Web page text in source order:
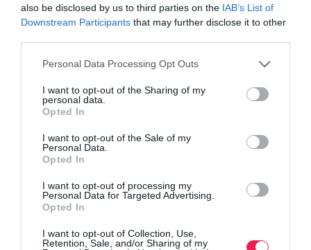
also be disclosed by us to third parties on the IAB’s List of
Downstream Participants that may further disclose it to other
Personal Data Processing Opt Outs
I want to opt-out of the Sharing of my
personal data.
Opted In
I want to opt-out of the Sale of my
Personal Data.
Opted In
I want to opt-out of processing my
Personal Data for Targeted Advertising.
Opted In
I want to opt-out of Collection, Use,
Retention, Sale, and/or Sharing of my